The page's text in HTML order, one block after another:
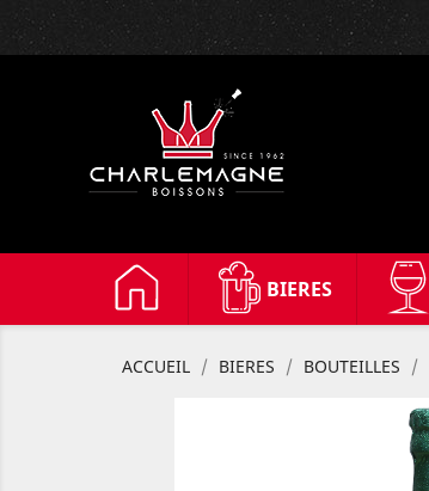
BIERES
ACCUEIL BIERES BOUTEILLES